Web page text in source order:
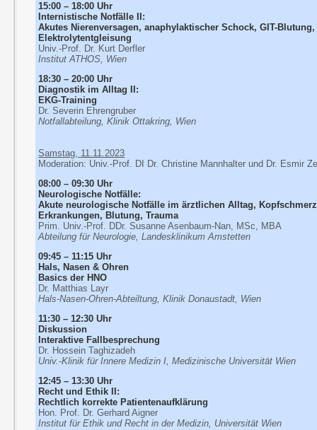
15:00 – 18:00 Uhr
Internistische Notfälle II:
Akutes Nierenversagen, anaphylaktischer Schock, GIT-
Elektrolytentgleisung
Univ.-Prof. Dr. Kurt Derfler
Institut ATHOS, Wien
18:30 – 20:00 Uhr
Diagnostik im Alltag II:
EKG-Training
Dr. Severin Ehrengruber
Notfallabteilung, Klinik Ottakring, Wien
Samstag, 11.11.2023
Moderation: Univ.-Prof. DI Dr. Christine Mannhalter und Dr. Esmir
08:00 – 09:30 Uhr
Neurologische Notfälle:
Akute neurologische Notfälle im ärztlichen Alltag,
Erkrankungen, Blutung, Trauma
Prim. Univ.-Prof. DDr. Susanne Asenbaum-Nan, MSc, MBA
Abteilung für Neurologie, Landesklinikum Amstetten
09:45 – 11:15 Uhr
Hals, Nasen & Ohren
Basics der HNO
Dr. Matthias Layr
Hals-Nasen-Ohren-Abteiltung, Klinik Donaustadt, Wien
11:30 – 12:30 Uhr
Diskussion
Interaktive Fallbesprechung
Dr. Hossein Taghizadeh
Univ.-Klinik für Innere Medizin I, Medizinische Universität Wien
12:45 – 13:30 Uhr
Recht und Ethik II:
Rechtlich korrekte Patientenaufklärung
Hon. Prof. Dr. Gerhard Aigner
Institut für Ethik und Recht in der Medizin, Universität Wien